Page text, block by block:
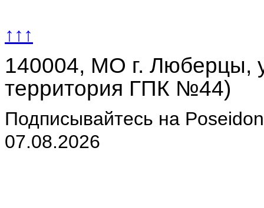
↑↑↑
140004, МО г. Люберцы,
территория ГПК №44)
Подписывайтесь на
07.08.2026